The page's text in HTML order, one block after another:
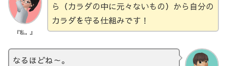
『私。』
ら（カラダの中に元々ないもの）から自分の
カラダを守る仕組みです！
なるほどね～。